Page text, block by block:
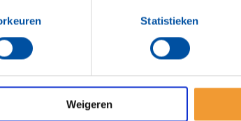
Statistieken
Weigeren